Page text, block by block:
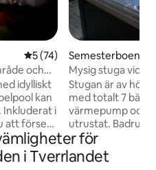
5 av 5 i genomsnittligt
5 (74)
och
idylliskt
Inkluderat i
att förses
i
Semesterboende
Mysig stuga vid
Stugan är av hög
med totalt 7
värmepump och
utrustat. Badrum
golvet, dusch,
tvättmaskin.
Tv kan anslutas
för
i Tverrlandet